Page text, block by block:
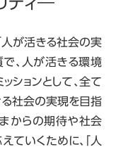
人が活きる社会の実
で、人が活きる環境
ションとして、全て
社会の実現を目指
からの期待や社会
ていくために、「人